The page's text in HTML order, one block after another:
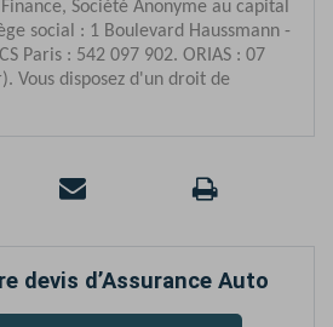
devis d’Assurance Auto